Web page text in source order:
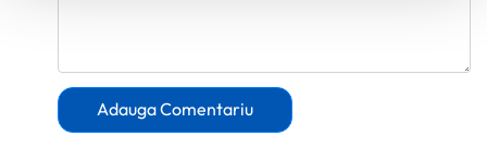
Folosind site-ul fără a modifica setările referitoare la
cookie-uri înseamnă că sunteti de acord cu folosirea
acestora.Află mai multe aici.
Adauga Comentariu